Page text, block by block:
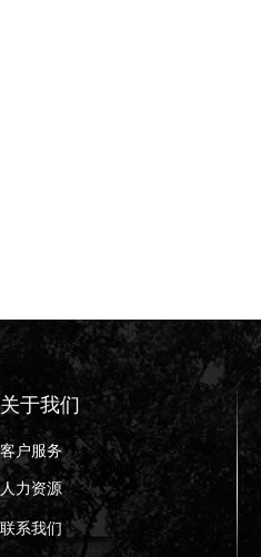
关于我们
客户服务
人力资源
联系我们